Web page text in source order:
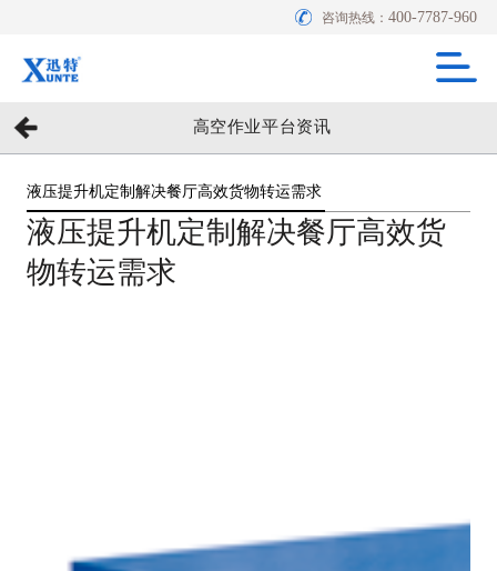
咨询热线：400-7787-960
高空作业平台资讯
液压提升机定制解决餐厅高效货物转运需求
液压提升机定制解决餐厅高效货
物转运需求